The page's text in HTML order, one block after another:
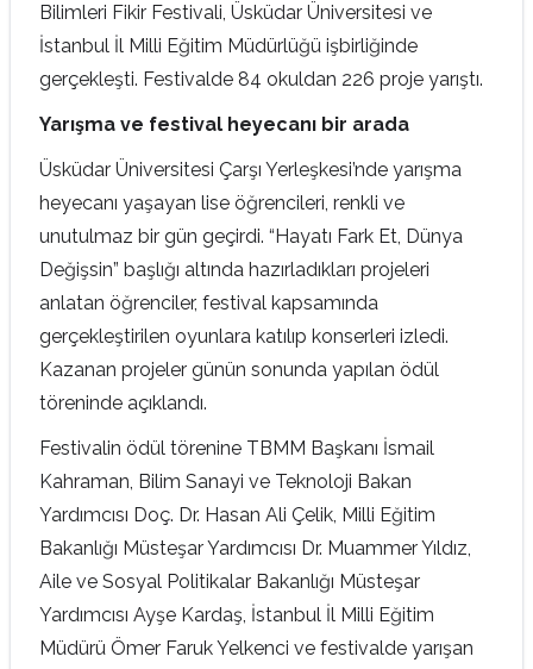
Bilimleri Fikir Festivali, Üsküdar Üniversitesi ve
İstanbul İl Milli Eğitim Müdürlüğü işbirliğinde
gerçekleşti. Festivalde 84 okuldan 226 proje yarıştı.
Yarışma ve festival heyecanı bir arada
Üsküdar Üniversitesi Çarşı Yerleşkesi’nde yarışma
heyecanı yaşayan lise öğrencileri, renkli ve
unutulmaz bir gün geçirdi. “Hayatı Fark Et, Dünya
Değişsin” başlığı altında hazırladıkları projeleri
anlatan öğrenciler, festival kapsamında
gerçekleştirilen oyunlara katılıp konserleri izledi.
Kazanan projeler günün sonunda yapılan ödül
töreninde açıklandı.
Festivalin ödül törenine TBMM Başkanı İsmail
Kahraman, Bilim Sanayi ve Teknoloji Bakan
Yardımcısı Doç. Dr. Hasan Ali Çelik, Milli Eğitim
Bakanlığı Müsteşar Yardımcısı Dr. Muammer Yıldız,
Aile ve Sosyal Politikalar Bakanlığı Müsteşar
Yardımcısı Ayşe Kardaş, İstanbul İl Milli Eğitim
Müdürü Ömer Faruk Yelkenci ve festivalde yarışan